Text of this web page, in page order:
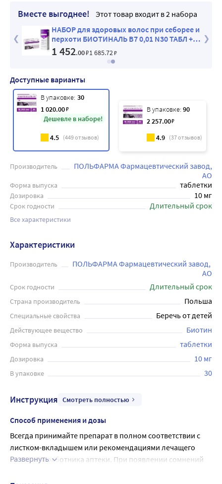
Вместе выгоднее!
Этот товар входит в 2 набора
НАБОР для здоровых волос при себорее и
перхоти БИОТИНАЛЬ В7 0,01 N30 ТАБЛ +
АКРИДЕРМ СК 0,05%+2% 50МЛ ФЛАК Р-Р
Д/НАРУЖ ПРИМ зак
1 452.00₽1 685.72₽
Доступные варианты
В упаковке: 30
1 020.00₽
Дешевле в наборе!
4.5 (449отзывов)
В упаковке: 90
2 257.00₽
4.9 (37отзывов)
Производитель
ПОЛЬФАРМА Фармацевтический завод,
АО
Форма выпуска таблетки
Дозировка 10 мг
Срок годности Длительный срок
Все характеристики
Характеристики
Производитель
ПОЛЬФАРМА Фармацевтический завод,
АО
Срок годности Длительный срок
Страна производитель Польша
Специальные свойства Беречь от детей
Действующее вещество Биотин
Форма выпуска таблетки
Дозировка 10 мг
В упаковке 30
Инструкция Смотреть полностью
Способ применения и дозы
Всегда принимайте препарат в полном соответствии с
листком-вкладышем или рекомендациями лечащего
врача или работника аптеки. При появлении сомнений
Развернуть